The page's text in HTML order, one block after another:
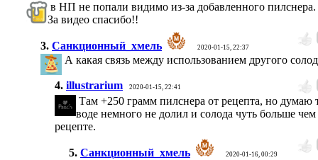
в НП не попали видимо из-за добавленного пилснера.
За видео спасибо!!
3. Санкционный_хмель 2020-01-15, 22:37
А какая связь между использованием другого
4. illustrarium 2020-01-15, 22:41
Там +250 грамм пилснера от рецепта, но думаю
воде немного не долил и солода чуть больше чем
рецепте.
5. Санкционный_хмель 2020-01-16, 00:29